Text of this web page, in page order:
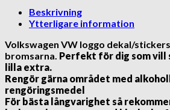
Beskrivning
Ytterligare information
Volkswagen VW loggo dekal/stickers
bromsarna. Perfekt för dig som vill
lilla extra.
Rengör gärna området med
rengöringsmedel
För bästa långvarighet så